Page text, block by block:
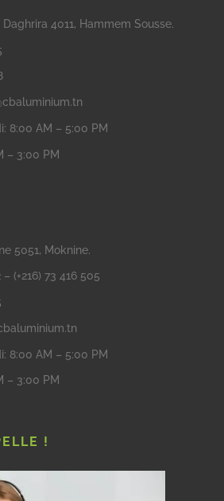
4011, Hammem Sousse.
8:00 AM – 5:00 PM
– 3:00 PM
5051, Moknine.
– (+216) 73 416 505
8:00 AM – 5:00 PM
– 3:00 PM
!